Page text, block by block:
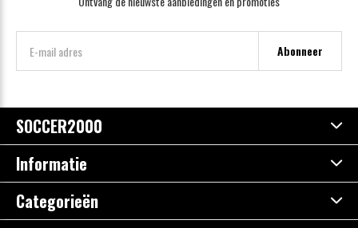
Abonneer
SOCCER2000
Informatie
Categorieën